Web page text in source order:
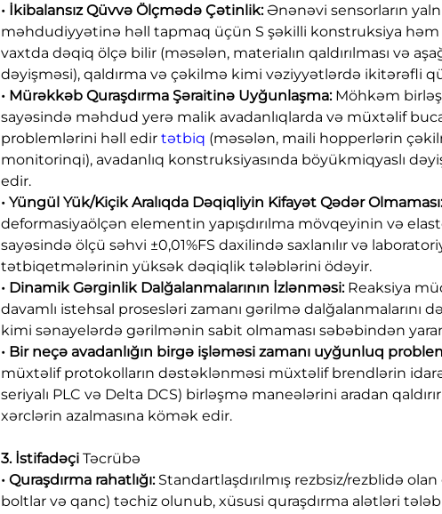
• İkibalansız Qüvvə Ölçmədə Çətinlik:Ənənəvi sensorların
məhdudiyyətinə həll tapmaq üçün S şəkilli konstruksiya həm
vaxtda dəqiq ölçə bilir (məsələn, materialın qaldırılması və
dəyişməsi), qaldırma və çəkilmə kimi vəziyyətlərdə ikitərəfli
• Mürəkkəb Quraşdırma Şəraitinə Uyğunlaşma: Möhkəm
sayəsində məhdud yerə malik avadanlıqlarda və müxtəlif
problemlərini həll edir tətbiq (məsələn, maili hopperlərin
monitorinqi), avadanlıq konstruksiyasında böyükmiqyaslı
edir.
• Yüngül Yük/Kiçik Aralıqda Dəqiqliyin Kifayət Qədər
deformasiyaölçən elementin yapışdırılma mövqeyinin və
sayəsində ölçü səhvi ±0,01%FS daxilində saxlanılır və
tətbiqetmələrinin yüksək dəqiqlik tələblərini ödəyir.
• Dinamik Gərginlik Dalğalanmalarının İzlənməsi: Reaksiya
davamlı istehsal prosesləri zamanı gərilmə dalğalanmalarını
kimi sənayelərdə gərilmənin sabit olmaması səbəbindən
• Bir neçə avadanlığın birgə işləməsi zamanı uyğunluq
müxtəlif protokolların dəstəklənməsi müxtəlif brendlərin
seriyalı PLC və Delta DCS) birləşmə maneələrini aradan
xərclərin azalmasına kömək edir.
3. İstifadəçi Təcrübə
• Quraşdırma rahatlığı: Standartlaşdırılmış rezbsiz/rezblidə
boltlar və qanc) təchiz olunub, xüsusi quraşdırma alətləri